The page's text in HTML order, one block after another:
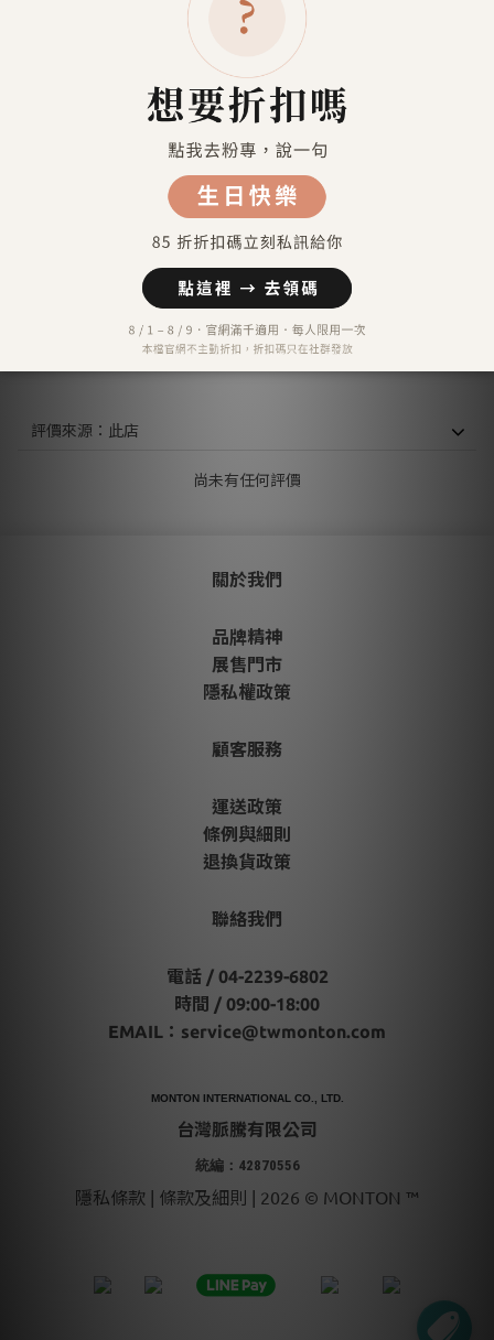
宅配到府（金門／馬祖／澎湖 外島地區除外）
金門／馬祖／澎湖 等外島地區（郵寄）
港澳地區（順豐運費到付）
付款方式
Apple Pay
7-11 超商取貨付款
LINE Pay
信用卡分期付款-三期
顧客評價
尚未有任何評價
關於我們
品牌精神
展售門市
隱私權政策
顧客服務
運送政策
條例與細則
退換貨政策
聯絡我們
電話 / 04-2239-6802
時間 / 09:00-18:00
EMAIL： service@twmonton.com
MONTON INTERNATIONAL CO., LTD.
台灣脈騰有限公司
統編：42870556
隱私條款 | 條款及細則 | 2026 © MONTON ™